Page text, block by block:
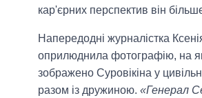
кар'єрних перспектив він
Напередодні журналістка
оприлюднила фотографію, на
зображено Суровікіна у
разом із дружиною. «Генерал